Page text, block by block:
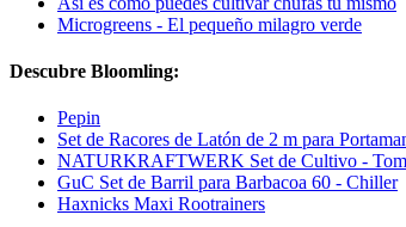
Microgreens - El pequeño milagro verde
Descubre Bloomling:
Pepin
Set de Racores de Latón de 2 m para
NATURKRAFTWERK Set de Cultivo -
GuC Set de Barril para Barbacoa 60 - Chiller
Haxnicks Maxi Rootrainers